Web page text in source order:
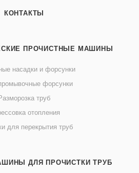
КОНТАКТЫ
ПРОЧИСТНЫЕ МАШИНЫ
насадки и форсунки
форсунки
труб
отопления
для перекрытия труб
ДЛЯ ПРОЧИСТКИ ТРУБ